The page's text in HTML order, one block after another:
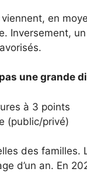
en
Inversement,
une grande
à 3 points
(public/privé)
des familles.
d’un an. En